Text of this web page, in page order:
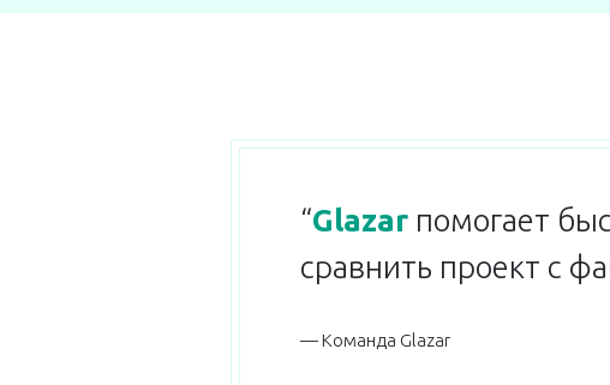
“Glazar помогает
сравнить проект с
— Команда Glazar